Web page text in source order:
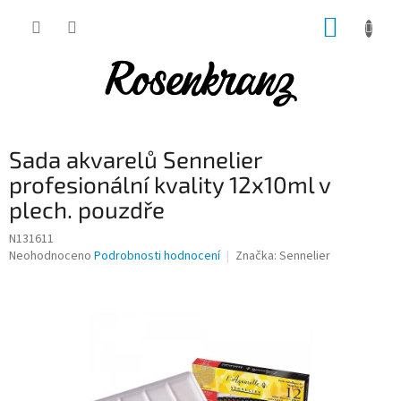
Sada akvarelů Sennelier
profesionální kvality 12x10ml v
plech. pouzdře
N131611
Průměrné
Neohodnoceno Podrobnosti hodnocení Značka: Sennelier